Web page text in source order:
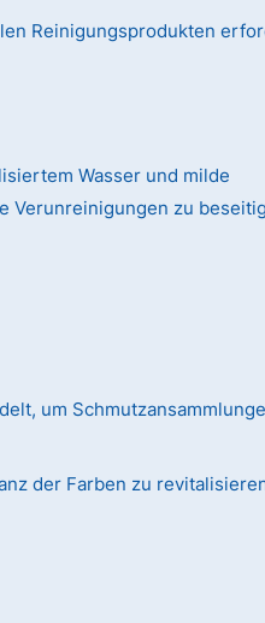
Reinigungsprodukten
Wasser und milde
Verunreinigungen zu
um
der Farben zu